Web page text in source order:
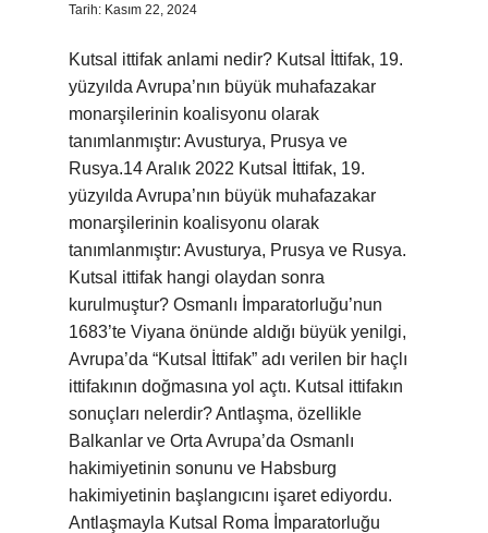
Tarih: Kasım 22, 2024
Kutsal ittifak anlami nedir? Kutsal İttifak, 19.
yüzyılda Avrupa’nın büyük muhafazakar
monarşilerinin koalisyonu olarak
tanımlanmıştır: Avusturya, Prusya ve
Rusya.14 Aralık 2022 Kutsal İttifak, 19.
yüzyılda Avrupa’nın büyük muhafazakar
monarşilerinin koalisyonu olarak
tanımlanmıştır: Avusturya, Prusya ve Rusya.
Kutsal ittifak hangi olaydan sonra
kurulmuştur? Osmanlı İmparatorluğu’nun
1683’te Viyana önünde aldığı büyük yenilgi,
Avrupa’da “Kutsal İttifak” adı verilen bir haçlı
ittifakının doğmasına yol açtı. Kutsal ittifakın
sonuçları nelerdir? Antlaşma, özellikle
Balkanlar ve Orta Avrupa’da Osmanlı
hakimiyetinin sonunu ve Habsburg
hakimiyetinin başlangıcını işaret ediyordu.
Antlaşmayla Kutsal Roma İmparatorluğu